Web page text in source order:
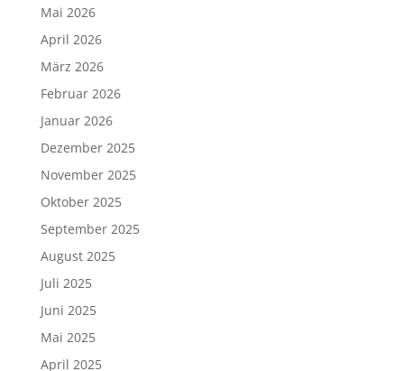
Mai 2026
April 2026
März 2026
Februar 2026
Januar 2026
Dezember 2025
November 2025
Oktober 2025
September 2025
August 2025
Juli 2025
Juni 2025
Mai 2025
April 2025